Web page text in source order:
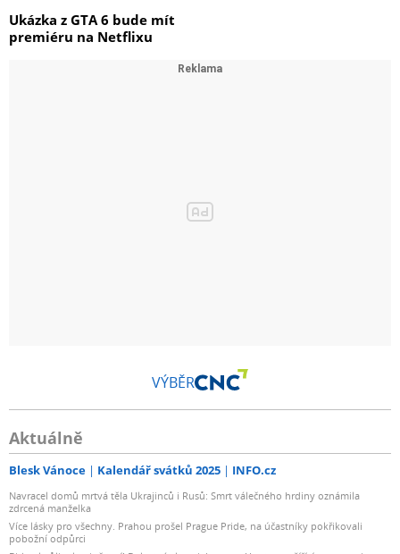
Ukázka z GTA 6 bude mít
premiéru na Netflixu
VÝBĚR
Aktuálně
Blesk Vánoce Kalendář svátků 2025 INFO.cz
Navracel domů mrtvá těla Ukrajinců i Rusů: Smrt válečného hrdiny oznámila
zdrcená manželka
Více lásky pro všechny. Prahou prošel Prague Pride, na účastníky pokřikovali
pobožní odpůrci